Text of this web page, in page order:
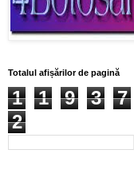
Totalul afișărilor de pagină
1 1 9 3 7
2